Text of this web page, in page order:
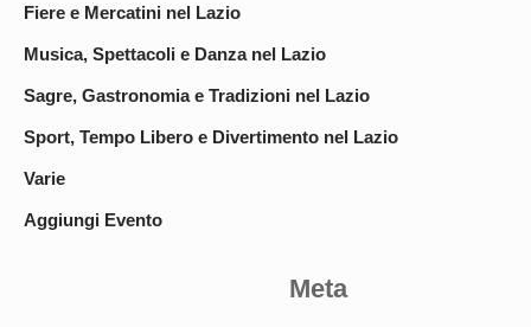
Fiere e Mercatini nel Lazio
Musica, Spettacoli e Danza nel Lazio
Sagre, Gastronomia e Tradizioni nel Lazio
Sport, Tempo Libero e Divertimento nel Lazio
Varie
Aggiungi Evento
Meta